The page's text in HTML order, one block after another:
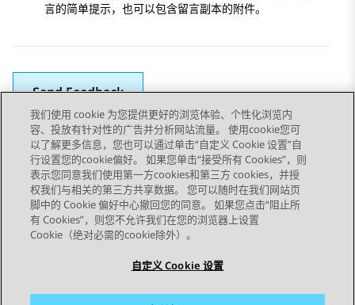
言的简单提示，也可以包含留言副本的附件。
Send Feedback
Topic navigation
上一主题 下一主题
STAY CONNECTED
我们使用 cookie 为您提供更好的浏览体验、个性化浏览内
容、投放有针对性的广告并分析网站流量。 使用cookie您可
以了解更多信息，您也可以通过单击“自定义 Cookie 设置”自
行设置您的cookie偏好。 如果您单击“接受所有 Cookies”，则
表示您同意我们使用第一方cookies和第三方 cookies，并授
权我们与相关的第三方共享数据。 您可以随时在我们网站页
脚中的 Cookie 偏好中心撤回您的同意。 如果您点击“阻止所
有 Cookies”，则您不允许我们在您的浏览器上设置
Cookie（绝对必需的cookie除外）。
自定义 Cookie 设置